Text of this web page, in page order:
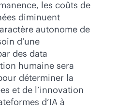
les coûts de
diminuent
autonome de
d’une
des data
humaine sera
déterminer la
et de l’innovation
d’IA à